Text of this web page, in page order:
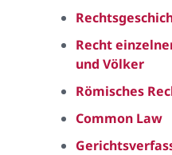
Recht
und Völker
Römisches
Common Law